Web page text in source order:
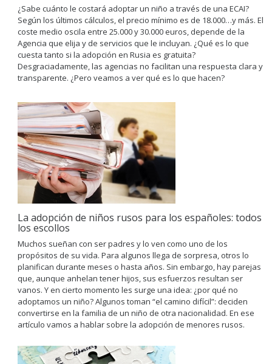
¿Sabe cuánto le costará adoptar un niño a través de una ECAI?
Según los últimos cálculos, el precio mínimo es de 18.000…y más. El
coste medio oscila entre 25.000 y 30.000 euros, depende de la
Agencia que elija y de servicios que le incluyan. ¿Qué es lo que
cuesta tanto si la adopción en Rusia es gratuita?
Desgraciadamente, las agencias no facilitan una respuesta clara y
transparente. ¿Pero veamos a ver qué es lo que hacen?
La adopción de niños rusos para los españoles: todos
los escollos
Muchos sueñan con ser padres y lo ven como uno de los
propósitos de su vida. Para algunos llega de sorpresa, otros lo
planifican durante meses o hasta años. Sin embargo, hay parejas
que, aunque anhelan tener hijos, sus esfuerzos resultan ser
vanos. Y en cierto momento les surge una idea: ¿por qué no
adoptamos un niño? Algunos toman “el camino difícil”: deciden
convertirse en la familia de un niño de otra nacionalidad. En ese
artículo vamos a hablar sobre la adopción de menores rusos.